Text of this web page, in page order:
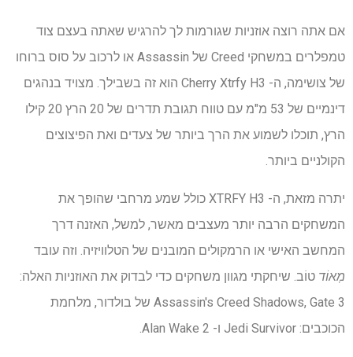
אם אתה רוצה אוזניות שגורמות לך להרגיש שאתה בעצם צוד
טמפלרים במשחקי Creed של Assassin או לרכוב על סוס ברוחו
של צושימה, ה- Cherry Xtrfy H3 הוא זה בשבילך. מצויד בנהגים
דינמיים של 53 מ"מ עם טווח תגובת תדרים של 20 הרץ 20 קילו
הרץ, תוכלו לשמוע את הרך ביותר של צעדים ואת הפיצוצים
הקולניים ביותר.
יתרה מזאת, ה- XTRFY H3 כולל שמע מרחבי שהופך את
המשחקים הרבה יותר מעצבים מאשר, למשל, האזנה דרך
המחשב האישי או הרמקולים המובנים של הטלוויזיה. וזה עובד
מְאוֹד טוֹב. שיחקתי מגוון משחקים כדי לבדוק את האוזניות האלה:
Assassin's Creed Shadows, Gate 3 של בולדור, מלחמת
הכוכבים: Jedi Survivor ו- Alan Wake 2.